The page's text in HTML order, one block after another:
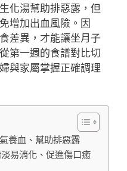
化湯幫助排惡露，但
增加出血風險。因
差異，才能讓坐月子
第一週的食譜對比切
與家屬掌握正確調理
養血、幫助排惡露
易消化、促進傷口癒